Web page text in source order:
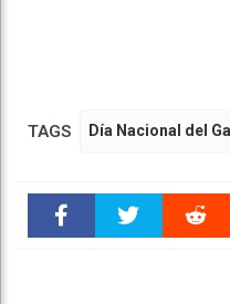
TAGS Día Nacional del